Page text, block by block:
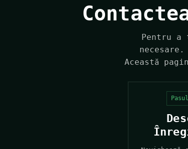
Pentru
Această